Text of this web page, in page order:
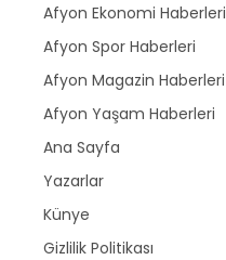
Afyon Ekonomi Haberleri
Afyon Spor Haberleri
Afyon Magazin Haberleri
Afyon Yaşam Haberleri
Ana Sayfa
Yazarlar
Künye
Gizlilik Politikası